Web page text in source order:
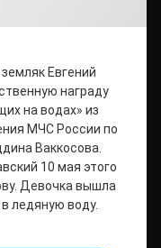
Евгений
награду
на водах» из
МЧС России по
Ваккосова.
10 мая этого
Девочка вышла
ледяную воду.